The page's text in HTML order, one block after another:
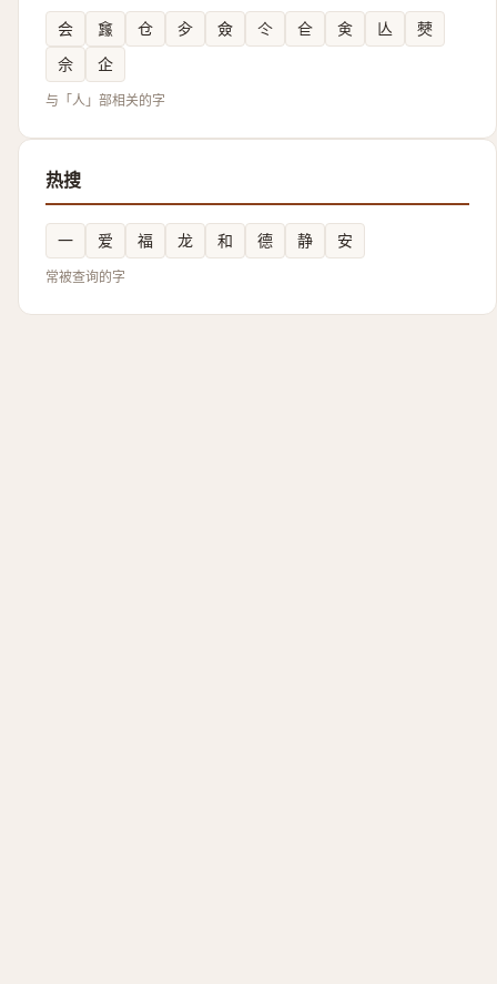
会 㒪 仓 㒱 僉 仒 仺 㑒 亾
僰
佘
企
与「人」部相关的字
热搜
一 爱 福 龙 和 德 静 安
常被查询的字